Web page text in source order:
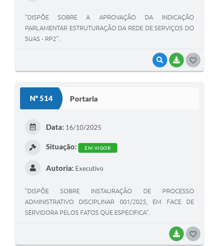
VISUALIZAR
BAIXAR
"DISPÕE SOBRE A APROVAÇÃO DA INDICAÇÃO
PARLAMENTAR ESTRUTURAÇÃO DA REDE DE SERVIÇOS DO
SUAS - RP2".
Nº 514 Portaria
BAIXAR
Data: 16/10/2025
Situação: EM VIGOR
Autoria: Executivo
"DISPÕE SOBRE INSTAURAÇÃO DE PROCESSO
ADMINISTRATIVO DISCIPLINAR 001/2025, EM FACE DE
SERVIDORA PELOS FATOS QUE ESPECIFICA".